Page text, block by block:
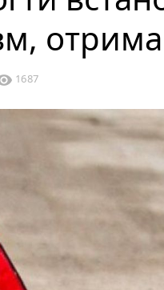
1687